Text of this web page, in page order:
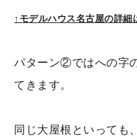
↑モデルハウス名古屋の詳細
パターン②ではへの字
てきます。
同じ大屋根といっても